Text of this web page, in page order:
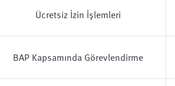
Ücretsiz İzin İşlemleri
BAP Kapsamında Görevlendirme